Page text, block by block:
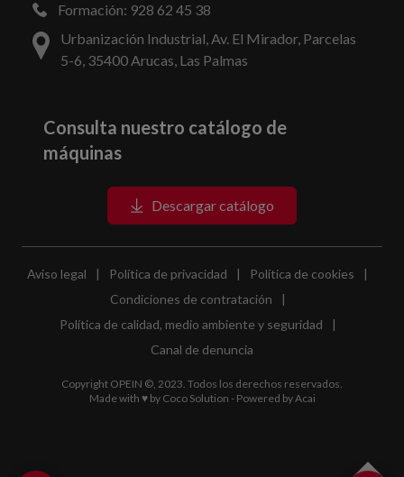
Formación: 928 62 45 38
Urbanización Industrial, Av. El Mirador, Parcelas
5-6, 35400 Arucas, Las Palmas
Consulta nuestro catálogo de
máquinas
Descargar catálogo
Aviso legal | Política de privacidad | Política de cookies
|
Condiciones de contratación
|
Política de calidad, medio ambiente y seguridad
|
Canal de denuncia
Copyright OPEIN ©, 2023. Todos los derechos reservados.
Made with ♥ by Coco Solution - Powered byAcai